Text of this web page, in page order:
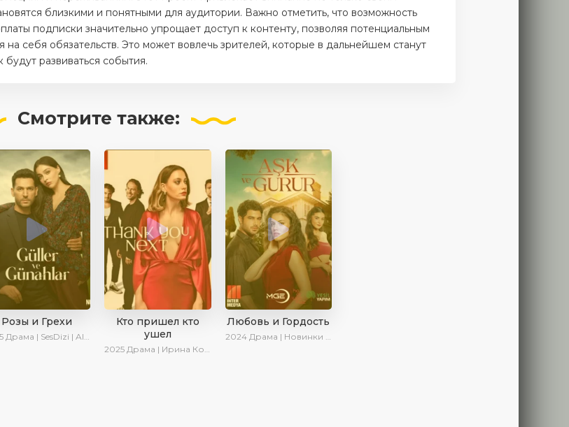
близкими и понятными для аудитории. Важно отметить, что возможность
подписки значительно упрощает доступ к контенту, позволяя потенциальным
себя обязательств. Это может вовлечь зрителей, которые в дальнейшем станут
развиваться события.
Смотрите также:
Розы и Грехи
Драма | SesDizi | AlisaDirilis | Новинки | Сериалы 2025
Кто пришел кто
ушел
2025 Драма | Ирина Котова | Новинки | Сериалы 2025
Любовь и Гордость
2024 Драма | Новинки | Сериалы 2024